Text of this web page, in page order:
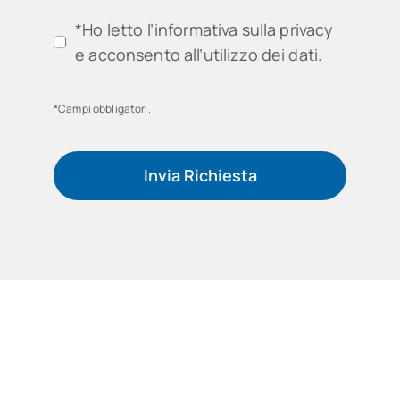
*Ho letto l’informativa sulla privacy
e acconsento all’utilizzo dei dati.
*Campi obbligatori.
Invia Richiesta